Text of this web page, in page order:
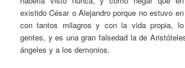
existido César o Alejandro porque no estuvo
con tantos milagros y con la vida propia,
gentes, y es una gran falsedad la de
ángeles y a los demonios.